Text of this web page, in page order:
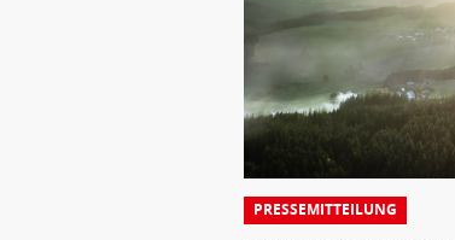
PRESSEMITTEILUNG